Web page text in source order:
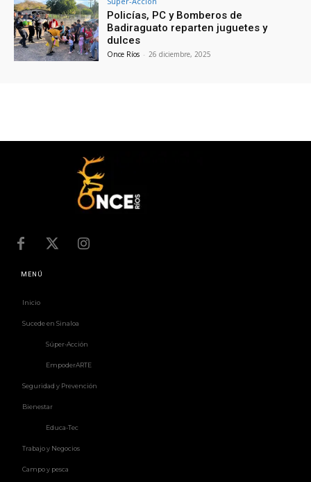
Policías, PC y Bomberos de
Badiraguato reparten juguetes y
dulces
Once Ríos - 26 diciembre, 2025
MENÚ
Inicio
Sucede en Sinaloa
Súper-Acción
EmpoderARTE
Seguridad y Prevención
Bienestar
Educa-Tec
Trabajo y Negocios
Campo y pesca